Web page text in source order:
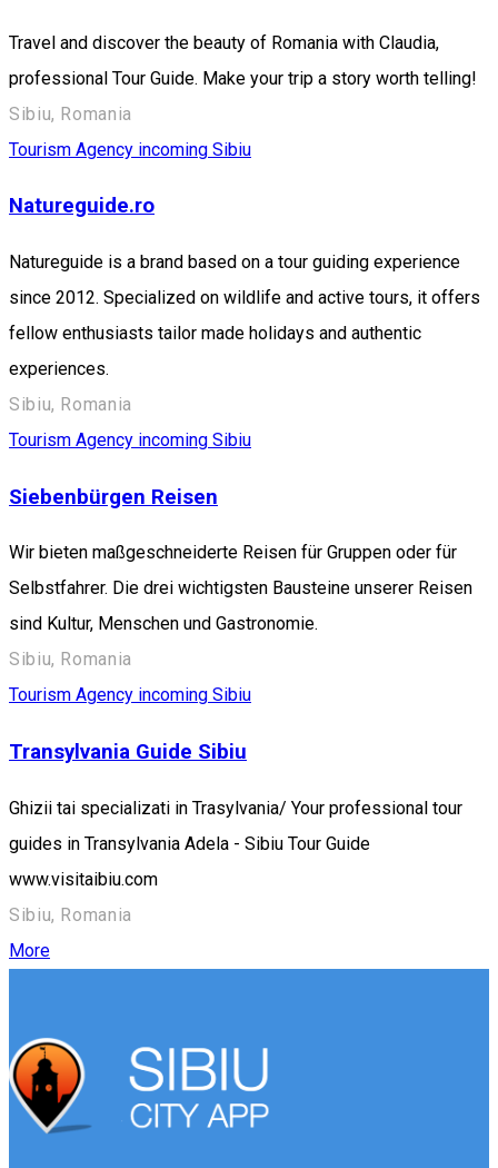
Travel and discover the beauty of Romania with Claudia,
professional Tour Guide. Make your trip a story worth telling!
Sibiu, Romania
Tourism Agency incoming Sibiu
Natureguide.ro
Natureguide is a brand based on a tour guiding experience
since 2012. Specialized on wildlife and active tours, it offers
fellow enthusiasts tailor made holidays and authentic
experiences.
Sibiu, Romania
Tourism Agency incoming Sibiu
Siebenbürgen Reisen
Wir bieten maßgeschneiderte Reisen für Gruppen oder für
Selbstfahrer. Die drei wichtigsten Bausteine unserer Reisen
sind Kultur, Menschen und Gastronomie.
Sibiu, Romania
Tourism Agency incoming Sibiu
Transylvania Guide Sibiu
Ghizii tai specializati in Trasylvania/ Your professional tour
guides in Transylvania Adela - Sibiu Tour Guide
www.visitaibiu.com
Sibiu, Romania
More